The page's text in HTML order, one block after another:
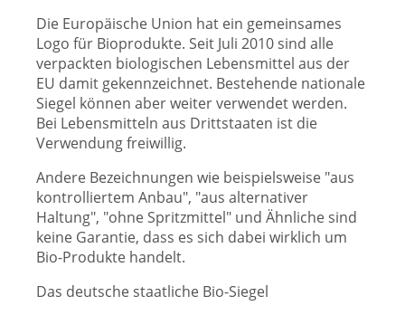
Die Europäische Union hat ein gemeinsames
Logo für Bioprodukte. Seit Juli 2010 sind alle
verpackten biologischen Lebensmittel aus der
EU damit gekennzeichnet. Bestehende nationale
Siegel können aber weiter verwendet werden.
Bei Lebensmitteln aus Drittstaaten ist die
Verwendung freiwillig.
Andere Bezeichnungen wie beispielsweise "aus
kontrolliertem Anbau", "aus alternativer
Haltung", "ohne Spritzmittel" und Ähnliche sind
keine Garantie, dass es sich dabei wirklich um
Bio-Produkte handelt.
Das deutsche staatliche Bio-Siegel